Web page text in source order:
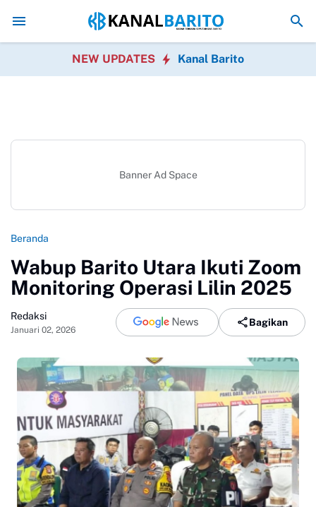
Hari Ketiga Kaji Tiru, Pemkab Barito Utara Pelajari Inovasi
NEW UPDATES Kanal Barito
Banner Ad Space
Beranda
Wabup Barito Utara Ikuti Zoom
Monitoring Operasi Lilin 2025
Redaksi
Januari 02, 2026
Bagikan